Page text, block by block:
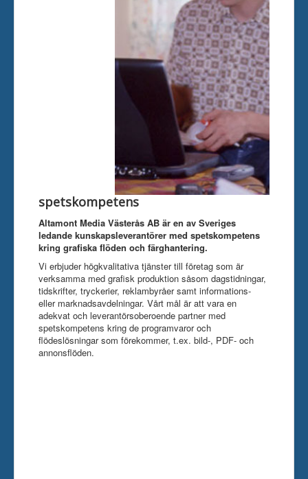
spetskompetens
Altamont Media Västerås AB är en av Sveriges
ledande kunskapsleverantörer med spetskompetens
kring grafiska flöden och färghantering.
Vi erbjuder högkvalitativa tjänster till företag som är
verksamma med grafisk produktion såsom dagstidningar,
tidskrifter, tryckerier, reklambyråer samt informations-
eller marknadsavdelningar. Vårt mål är att vara en
adekvat och leverantörsoberoende partner med
spetskompetens kring de programvaror och
flödeslösningar som förekommer, t.ex. bild-, PDF- och
annonsflöden.